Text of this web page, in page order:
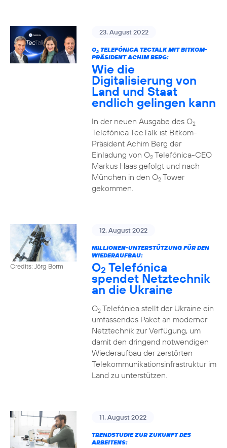
23. August 2022
O2TELEFÓNICA TECTALK MIT BITKOM-
PRÄSIDENT ACHIM BERG:
Wie die
Digitalisierung von
Land und Staat
endlich gelingen kann
In der neuen Ausgabe des O2
Telefónica TecTalk ist Bitkom-
Präsident Achim Berg der
Einladung von O2Telefónica-CEO
Markus Haas gefolgt und nach
München in den O2Tower
gekommen.
Credits: Jörg Borm
12. August 2022
MILLIONEN-UNTERSTÜTZUNG FÜR DEN
WIEDERAUFBAU:
O2 Telefónica
spendet Netztechnik
an die Ukraine
O2Telefónica stellt der Ukraine ein
umfassendes Paket an moderner
Netztechnik zur Verfügung, um
damit den dringend notwendigen
Wiederaufbau der zerstörten
Telekommunikationsinfrastruktur im
Land zu unterstützen.
11. August 2022
TRENDSTUDIE ZUR ZUKUNFT DES
ARBEITENS: